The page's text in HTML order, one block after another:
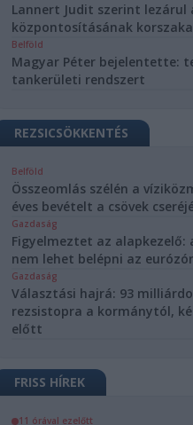
Lannert Judit szerint lezárul
központosításának korszaka
Belföld
Magyar Péter bejelentette:
tankerületi rendszert
REZSICSÖKKENTÉS
Belföld
Összeomlás szélén a
éves bevételt a csövek
Gazdaság
Figyelmeztet az alapkezelő:
nem lehet belépni az
Gazdaság
Választási hajrá: 93
rezsistopra a kormánytól,
előtt
FRISS HÍREK
11 órával ezelőtt